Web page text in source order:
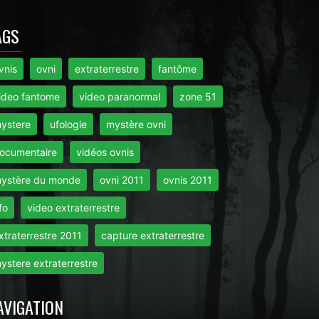
ovni extraterrestre fantôme
fantome video paranormal zone 51
ufologie mystère ovni
vidéos ovnis
du monde ovni 2011 ovnis 2011
video extraterrestre
2011 capture extraterrestre
extraterrestre